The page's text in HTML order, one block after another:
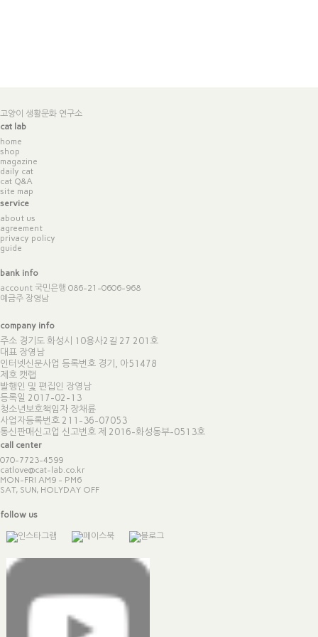
고양이 생활문화 연구소
cat lab
home
shop
magazine
daily cat
cat Q&A
site map
service
about us
agreement
privacy policy
guide
bank info
account 국민은행 086-21-0606-968
예금주 장영남
company info
주소 경기도 화성시 10용사2길 27 201호
대표 장영남
인터넷신문사업 등록번호 경기, 아51478
제호 캣랩
발행인 및 편집인 장영남
등록일 2017-02-13
청소년보호책임자 장채륜
사업자등록번호 211-36-07053
통신판매신고업 신고번호 제 2016-화성동부-0513호
call center
070-7723-4599
catlove@cat-lab.co.kr
MON-FRI AM9 - PM6
SAT, SUN, HOLYDAY OFF
follow us